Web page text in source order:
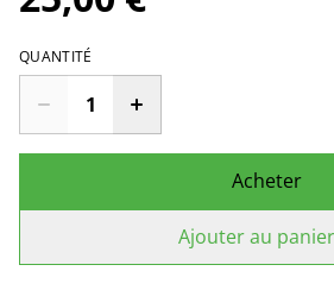
QUANTITÉ
Acheter
Ajouter au panier